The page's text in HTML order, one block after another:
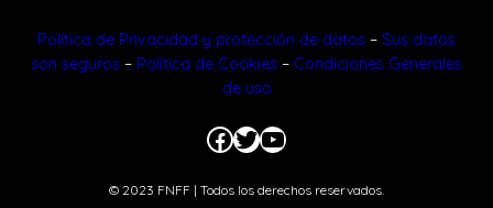
Política de Privacidad y protección de datos – Sus datos
son seguros – Política de Cookies – Condiciones Generales
de uso
Facebook
Twitter
YouTube
© 2023 FNFF | Todos los derechos reservados.